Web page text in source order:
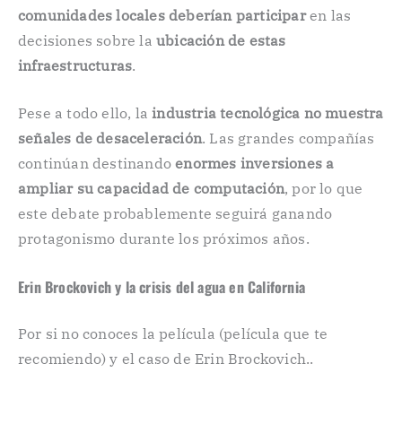
comunidades locales deberían participaren las
decisiones sobre la ubicación de estas
infraestructuras.
Pese a todo ello, laindustria tecnológica no muestra
señales de desaceleración. Las grandes compañías
continúan destinandoenormes inversiones a
ampliar su capacidad de computación, por lo que
este debate probablemente seguirá ganando
protagonismo durante los próximos años.
Erin Brockovich y la crisis del agua en California
Por si no conoces la película (película que te
recomiendo) y el caso de Erin Brockovich..